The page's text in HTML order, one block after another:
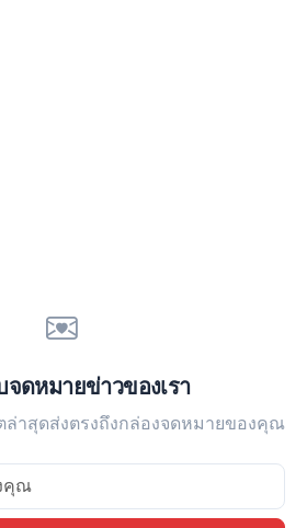
จดหมายข่าวของเรา
ล่าสุดส่งตรงถึงกล่องจดหมายของคุณ